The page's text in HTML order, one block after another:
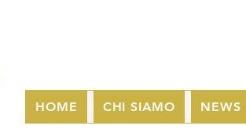
HOME CHI SIAMO NEWS